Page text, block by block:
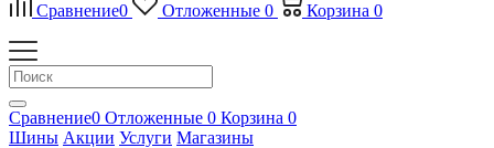
Сравнение0 Отложенные 0 Корзина 0
Сравнение0 Отложенные 0 Корзина 0
Шины Акции Услуги Магазины